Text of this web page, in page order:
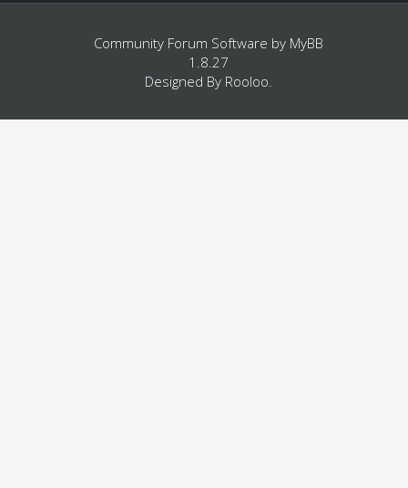
Community Forum Software by MyBB
1.8.27
Designed By Rooloo.